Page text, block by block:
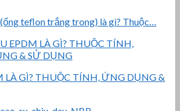
teflon trắng trong) là gì? Thuộc…
LÀ GÌ? THUỘC TÍNH, ỨNG DỤNG &